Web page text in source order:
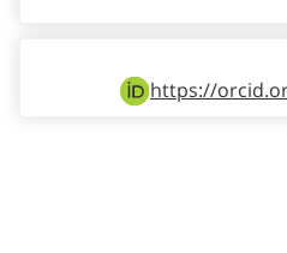
https://